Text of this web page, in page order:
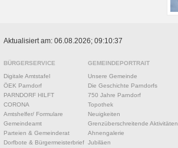
Aktualisiert am: 06.08.2026; 09:10:37
BÜRGERSERVICE
Digitale Amtstafel
ÖEK Parndorf
PARNDORF HILFT
CORONA
Amtshelfer/ Formulare
Gemeindeamt
Parteien & Gemeinderat
Dorfbote & Bürgermeisterbrief
GEMEINDEPORTRAIT
Unsere Gemeinde
Die Geschichte Parndorfs
750 Jahre Parndorf
Topothek
Neuigkeiten
Grenzüberschreitende Aktivitäten
Ahnengalerie
Jubiläen